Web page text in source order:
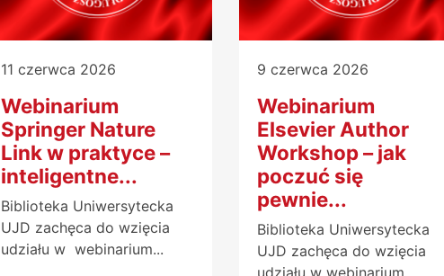
11 czerwca 2026
Webinarium
Springer Nature
Link w praktyce –
inteligentne...
Biblioteka Uniwersytecka
UJD zachęca do wzięcia
udziału w webinarium...
9 czerwca 2026
Webinarium
Elsevier Author
Workshop – jak
poczuć się
pewnie...
Biblioteka Uniwersytecka
UJD zachęca do wzięcia